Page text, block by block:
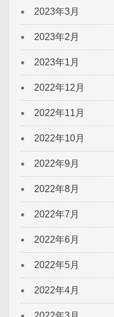
2023年3月
2023年2月
2023年1月
2022年12月
2022年11月
2022年10月
2022年9月
2022年8月
2022年7月
2022年6月
2022年5月
2022年4月